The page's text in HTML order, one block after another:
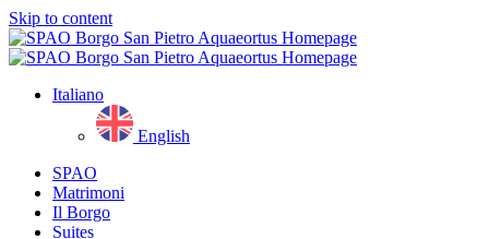
Skip to content
Italiano
English
SPAO
Matrimoni
Il Borgo
Suites